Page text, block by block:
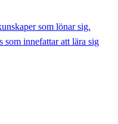
som lönar sig.
som innefattar att lära sig